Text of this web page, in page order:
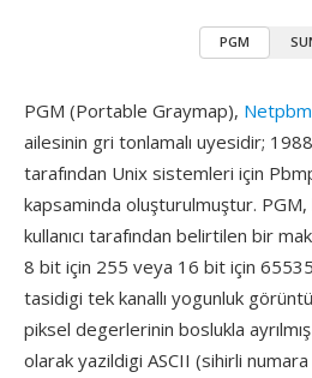
PGM
PGM (Portable Graymap), Netpbm
ailesinin gri tonlamalı uyesidir;
tarafından Unix sistemleri için
kapsaminda oluşturulmuştur.
kullanıcı tarafından belirtilen bir
8 bit için 255 veya 16 bit için
tasidigi tek kanallı yogunluk
piksel degerlerinin boslukla
olarak yazildigi ASCII (sihirli